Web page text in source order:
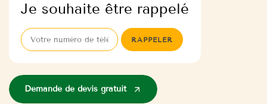
Je souhaite être rappelé
Demande de devis gratuit